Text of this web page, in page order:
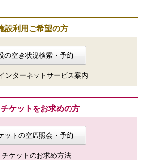
設利用ご希望の方
の空き状況検索・予約
ンターネットサービス案内
ケットをお求めの方
ットの空席照会・予約
チケットのお求め方法